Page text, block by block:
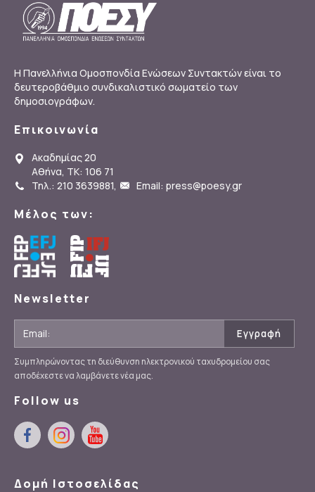
Η Πανελλήνια Ομοσπονδία Ενώσεων Συντακτών είναι το
δευτεροβάθμιο συνδικαλιστικό σωματείο των
δημοσιογράφων.
Επικοινωνία
Ακαδημίας 20
Αθήνα, ΤΚ: 106 71
Τηλ.: 210 3639881, Email: press@poesy.gr
Μέλος των:
Newsletter
Συμπληρώνοντας τη διεύθυνση ηλεκτρονικού ταχυδρομείου σας
αποδέχεστε να λαμβάνετε νέα μας.
Follow us
Δομή Ιστοσελίδας